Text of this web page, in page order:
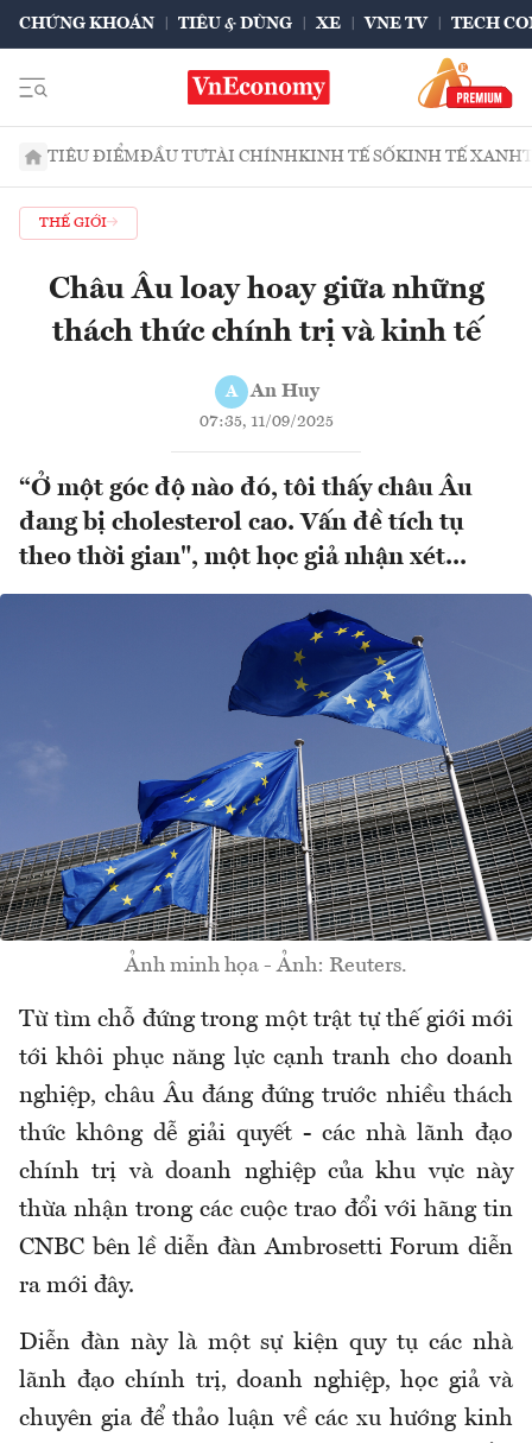
CHỨNG KHOÁN TIÊU & DÙNG XE VNE TV TECH
TIÊU ĐIỂMĐẦU TƯTÀI CHÍNHKINH TẾ SỐKINH TẾ XANH
THẾ GIỚI
Châu Âu loay hoay giữa những
thách thức chính trị và kinh tế
A An Huy
07:35, 11/09/2025
“Ở một góc độ nào đó, tôi thấy châu Âu
đang bị cholesterol cao. Vấn đề tích tụ
theo thời gian", một học giả nhận xét...
Ảnh minh họa - Ảnh: Reuters.
Từ tìm chỗ đứng trong một trật tự thế giới mới
tới khôi phục năng lực cạnh tranh cho doanh
nghiệp, châu Âu đáng đứng trước nhiều thách
thức không dễ giải quyết - các nhà lãnh đạo
chính trị và doanh nghiệp của khu vực này
thừa nhận trong các cuộc trao đổi với hãng tin
CNBC bên lề diễn đàn Ambrosetti Forum diễn
ra mới đây.
Diễn đàn này là một sự kiện quy tụ các nhà
lãnh đạo chính trị, doanh nghiệp, học giả và
chuyên gia để thảo luận về các xu hướng kinh